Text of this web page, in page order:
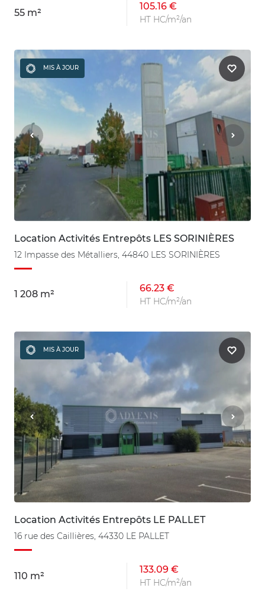
55 m²
105.16 €
HT HC/m²/an
MIS À JOUR
Location Activités Entrepôts LES SORINIÈRES
12 Impasse des Métalliers, 44840 LES SORINIÈRES
1 208 m²
66.23 €
HT HC/m²/an
MIS À JOUR
Location Activités Entrepôts LE PALLET
16 rue des Caillières, 44330 LE PALLET
110 m²
133.09 €
HT HC/m²/an